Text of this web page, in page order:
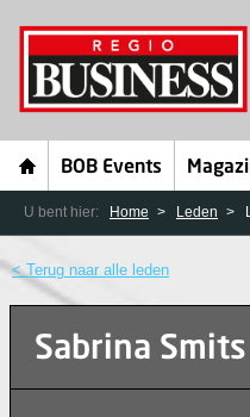
BOB Events
U bent hier: Home Leden
< Terug naar alle leden
Sabrina Smits